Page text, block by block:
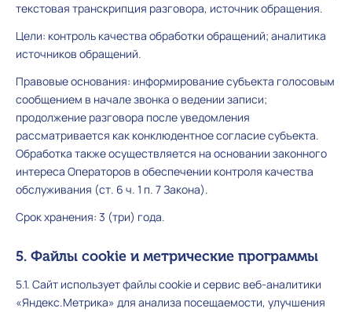
текстовая транскрипция разговора, источник обращения.
Цели: контроль качества обработки обращений; аналитика
источников обращений.
Правовые основания: информирование субъекта голосовым
сообщением в начале звонка о ведении записи;
продолжение разговора после уведомления
рассматривается как конклюдентное согласие субъекта.
Обработка также осуществляется на основании законного
интереса Операторов в обеспечении контроля качества
обслуживания (ст. 6 ч. 1 п. 7 Закона).
Срок хранения: 3 (три) года.
5. Файлы cookie и метрические программы
5.1. Сайт использует файлы cookie и сервис веб-аналитики
«Яндекс.Метрика» для анализа посещаемости, улучшения